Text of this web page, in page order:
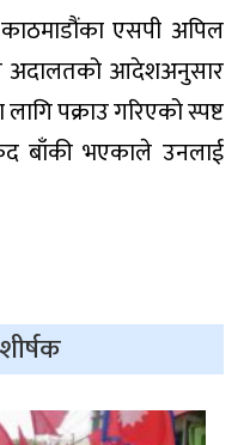
बजेटमाथि सांसदहरूको
मनसँगको सम्बन्ध,
बनेका डा.डक्टप्रसाद
एसपी अपिल
अदालतको आदेशअनुसार
पक्राउ गरिएको स्पष्ट
बाँकी भएकाले उनलाई